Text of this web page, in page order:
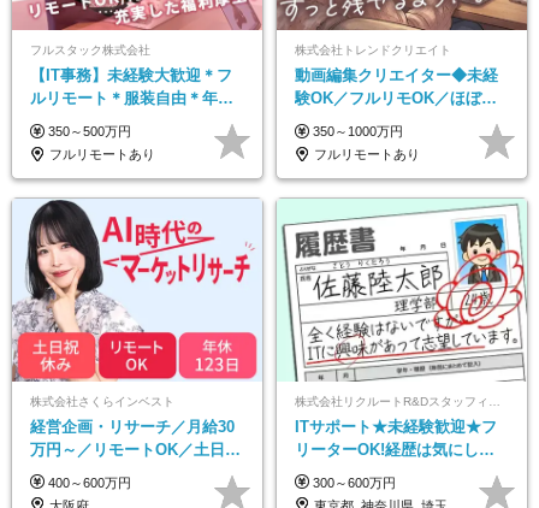
フルスタック株式会社
【IT事務】未経験大歓迎＊フ
ルリモート＊服装自由＊年休
125日以上＊残業なし＊月給26
万円以上
350～500万円
フルリモートあり
株式会社トレンドクリエイト
動画編集クリエイター◆未経
験OK／フルリモOK／ほぼ定
時帰り／年間休日125日／髪・
服・ネイル自由／副業OK
350～1000万円
フルリモートあり
株式会社さくらインベスト
経営企画・リサーチ／月給30
万円～／リモートOK／土日祝
休み／生成AIを活用できる方
歓迎
400～600万円
ITサポート★未経験歓迎★フ
リーターOK!経歴は気にしな
くて大丈夫★超大手リクルー
トグループの正社員/sg
300～600万円